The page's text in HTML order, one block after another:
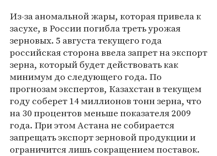
Из-за аномальной жары, которая привела к
засухе, в России погибла треть урожая
зерновых. 5 августа текущего года
российская сторона ввела запрет на экспорт
зерна, который будет действовать как
минимум до следующего года. По
прогнозам экспертов, Казахстан в текущем
году соберет 14 миллионов тонн зерна, что
на 30 процентов меньше показателя 2009
года. При этом Астана не собирается
запрещать экспорт зерновой продукции и
ограничится лишь сокращением поставок.